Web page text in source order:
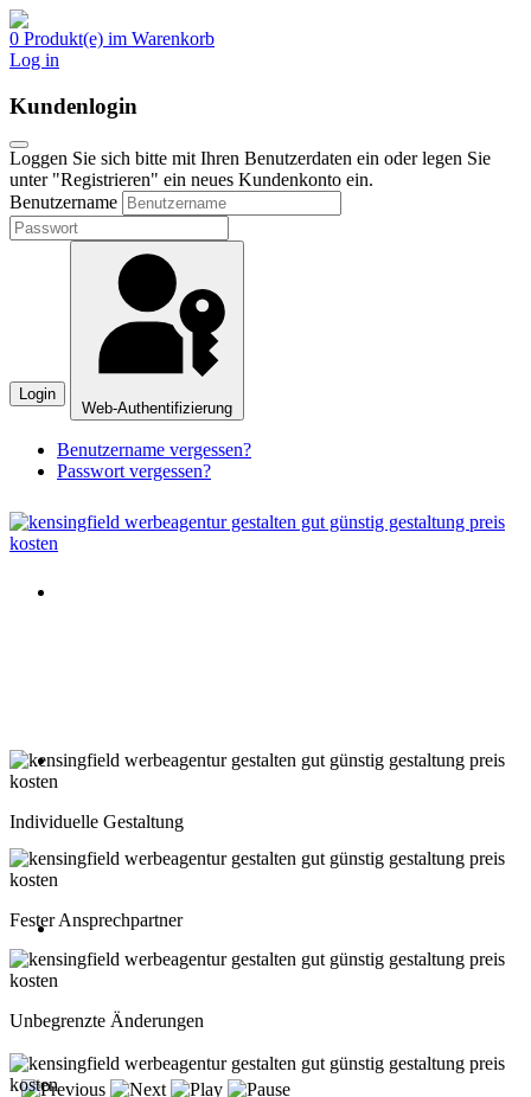
0 Produkt(e) im Warenkorb
Log in
Kundenlogin
Loggen Sie sich bitte mit Ihren Benutzerdaten ein oder legen Sie
unter "Registrieren" ein neues Kundenkonto ein.
Benutzername
Login
Web-Authentifizierung
Benutzername vergessen?
Passwort vergessen?
Beratung oder Rückruf anfordern
Schweiz: 043 508 66 63
Montag-Freitag 10:00-18:00 Uhr
Beratung oder Rückruf anfordern
Montag-Freitag 10:00-18:00 Uhr
Individuelle Gestaltung
Fester Ansprechpartner
Unbegrenzte Änderungen